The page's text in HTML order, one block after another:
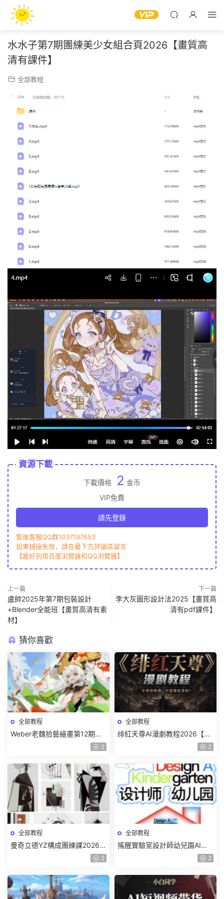
水水子第7期團練美少女組合頁2026【畫質高
清有課件】
全部教程
資源下載
下載價格 2 金币
VIP免費
請先登錄
售後客服QQ群1037197653
如果鏈接失效，請在最下方評論區留言
【最好别用百度浏覽器和QQ浏覽器】
上一篇
盧帥2025年第7期包裝設計
+Blender全能班【畫質高清有素
材】
下一篇
李大灰圖形設計法2025【畫質高
清有pdf課件】
猜你喜歡
全部教程
Weber老魏拾藝繪畫第12期角
色特訓班【畫質不錯隻有視
2
全部教程
绯紅天尊AI漫劇教程2026【畫
2
全部教程
曼奇立德YZ構成團練課2026年
8月已結課【畫質高清有課件】
2
全部教程
搖醒實驗室設計師幼兒園AI軟
件基礎課2025【畫質不錯有素
2